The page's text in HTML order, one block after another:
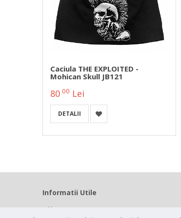
Caciula THE EXPLOITED -
Mohican Skull JB121
80 00 Lei
DETALII
Informatii Utile
Home